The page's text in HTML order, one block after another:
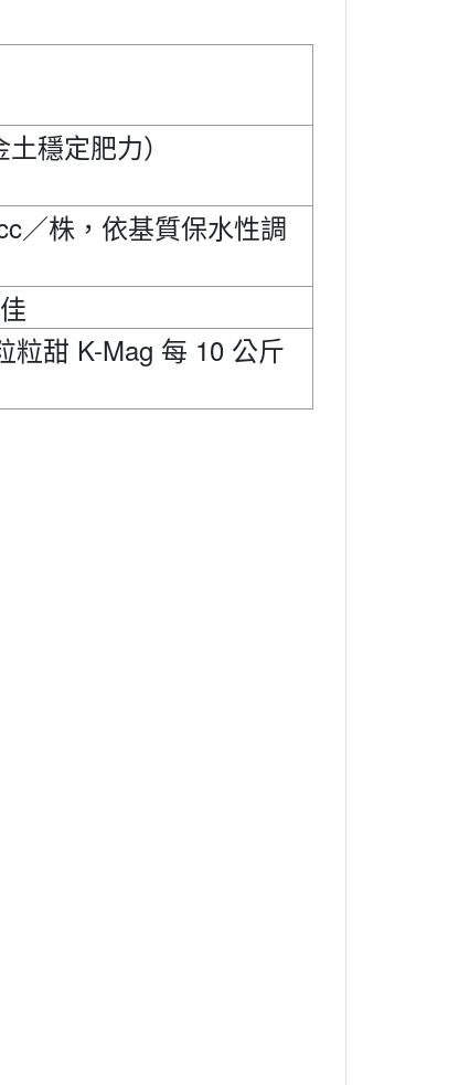
穩定肥力）
／株，依基質保水性調
粒甜 K-Mag 每 10 公斤